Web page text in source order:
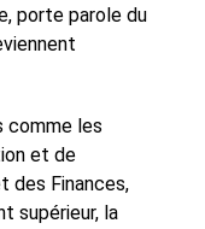
porte parole du
comme les
et de
des Finances,
supérieur, la